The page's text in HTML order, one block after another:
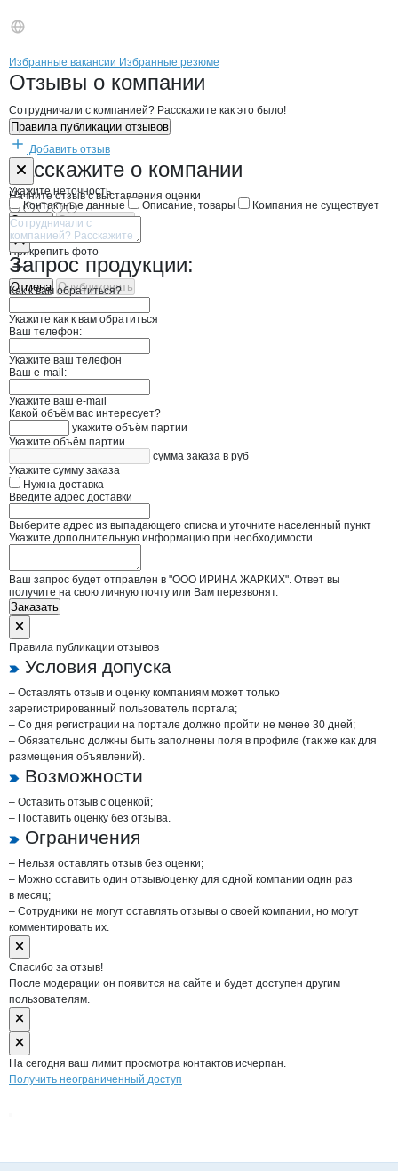
Брендыкомпани ИРИНА ЖАРКИХ
Вакансии вИРИНА ЖАРКИХ
Избранные вакансии Избранные резюме
Новости oИРИНА ЖАРКИХ, ООО
Отзывы о компании
Сотрудничали с компанией? Расскажите как это было!
Правила публикации отзывов
Добавить отзыв
Расскажите о компании
Начните отзыв с выставления оценки
Прикрепить фото
Отмена Опубликовать
Форма обратной связи о неточностях
Укажите неточность
Контактные данные
Описание, товары Компания не существует
Отмена Опубликовать
Запрос продукции:
Как к вам обратиться?
Укажите как к вам обратиться
Ваш телефон:
Укажите ваш телефон
Ваш e-mail:
Укажите ваш e-mail
Какой объём вас интересует?
укажите объём партии
Укажите объём партии
сумма заказа в руб
Укажите сумму заказа
Нужна доставка
Введите адрес доставки
Выберите адрес из выпадающего списка и уточните населенный пункт
Укажите дополнительную информацию при необходимости
Ваш запрос будет отправлен в "ООО ИРИНА ЖАРКИХ". Ответ вы
получите на свою личную почту или Вам перезвонят.
Заказать
Правила публикации отзывов
Условия допуска
– Оставлять отзыв и оценку компаниям может только
зарегистрированный пользователь портала;
– Со дня регистрации на портале должно пройти не менее 30 дней;
– Обязательно должны быть заполнены поля в профиле (так же как для
размещения объявлений).
Возможности
– Оставить отзыв с оценкой;
– Поставить оценку без отзыва.
Ограничения
– Нельзя оставлять отзыв без оценки;
– Можно оставить один отзыв/оценку для одной компании один раз
в месяц;
– Сотрудники не могут оставлять отзывы о своей компании, но могут
комментировать их.
Спасибо за отзыв!
После модерации он появится на сайте и будет доступен другим
пользователям.
На сегодня ваш лимит просмотра контактов исчерпан.
Получить неограниченный доступ